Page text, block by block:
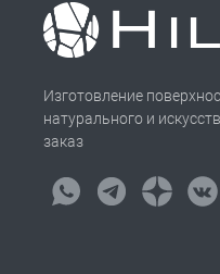
Изготовление
натурального и
заказ